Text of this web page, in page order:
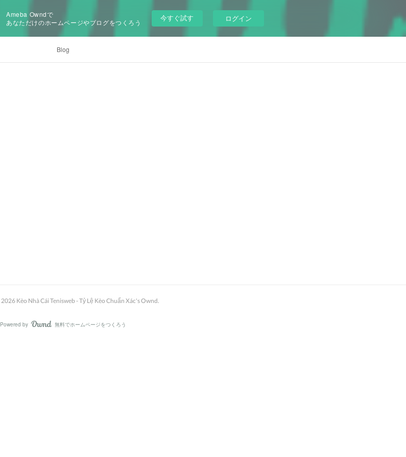
Ameba Owndで
あなただけのホームページやブログをつくろう
今すぐ試す ログイン
Blog
2026 Kèo Nhà Cái Tenisweb - Tỷ Lệ Kèo Chuẩn Xác's Ownd.
Powered by AmebaOwnd
無料でホームページをつくろう